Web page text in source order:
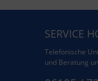
SERVICE
Telefonische
und Beratung